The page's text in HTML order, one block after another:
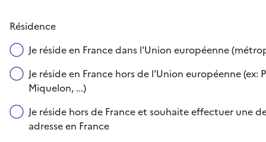
Résidence
Je réside en France dans l'Union européenne
Je réside en France hors de l'Union européenne
Miquelon, ...)
Je réside hors de France et souhaite effectuer une
adresse en France